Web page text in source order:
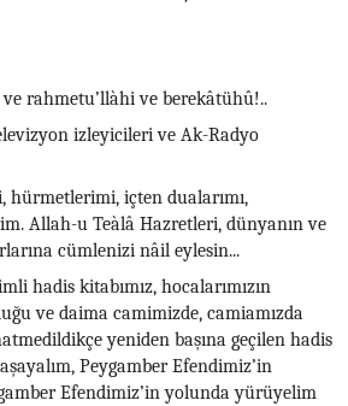
rahmetu’llàhi ve berekâtühû!..
izleyicileri ve Ak-Radyo
hürmetlerimi, içten dualarımı,
Allah-u Teàlâ Hazretleri, dünyanın ve
cümlenizi nâil eylesin...
hadis kitabımız, hocalarımızın
ve daima camimizde, camiamızda
yeniden başına geçilen hadis
Peygamber Efendimiz’in
Efendimiz’in yolunda yürüyelim